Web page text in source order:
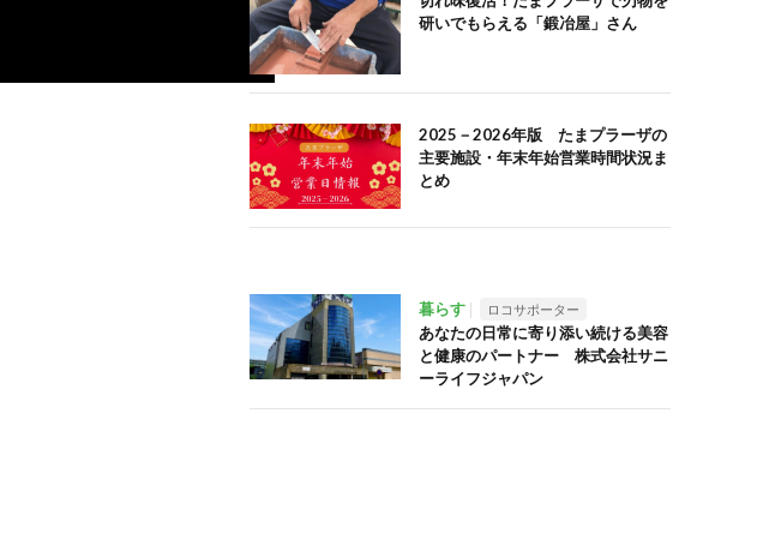
研いでもらえる「鍛冶屋」さん
2025－2026年版 たまプラーザの
主要施設・年末年始営業時間状況ま
とめ
暮らす ロコサポーター
あなたの日常に寄り添い続ける美容
と健康のパートナー 株式会社サニ
ーライフジャパン